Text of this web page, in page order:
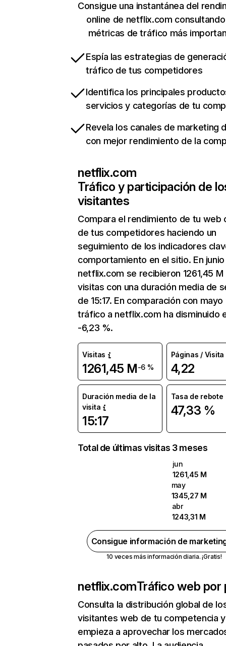
Consigue una instantánea del
online de netflix.com
métricas de tráfico más
Espía las estrategias de
tráfico de tus competidores
Identifica los principales
servicios y categorías de tu
Revela los canales de marketing
con mejor rendimiento de la
netflix.com
Tráfico y participación de
visitantes
Compara el rendimiento de tu web
de tus competidores haciendo un
seguimiento de los indicadores
comportamiento en el sitio. En junio
netflix.com se recibieron 1261,45 M
visitas con una duración media de
de 15:17. En comparación con mayo
tráfico a netflix.com ha disminuido
-6,23 %.
Visitas
1261,45 M-6 %
Páginas / Visita
4,22
Duración media de la
visita
15:17
Tasa de rebote
47,33 %
Total de últimas visitas 3 meses
jun
1261,45 M
may
1345,27 M
abr
1243,31 M
Consigue información de
10 veces más información diaria. ¡Gratis!
netflix.comTráfico web por
Consulta la distribución global de
visitantes web de tu competencia y
empieza a aprovechar los